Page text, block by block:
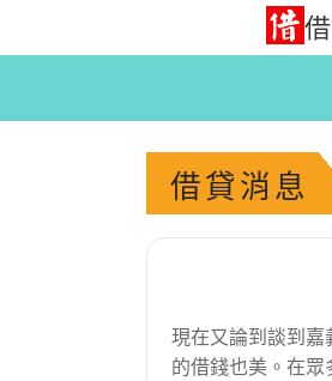
借貸消息
現在又論到談到嘉
的借錢也美。在眾